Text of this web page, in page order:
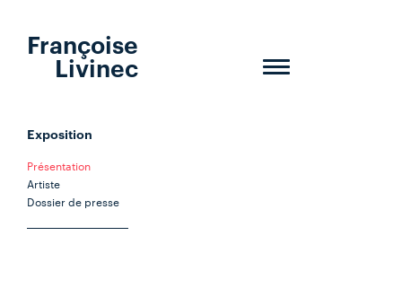
Toggle
Françoise
Livinec
Exposition
Présentation
Artiste
Dossier de presse